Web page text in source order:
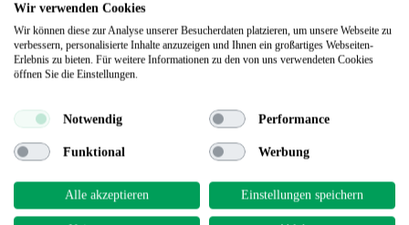
Terrassendielen
Wir verwenden Cookies
Wir können diese zur Analyse unserer Besucherdaten platzieren, um unsere Webseite zu
verbessern, personalisierte Inhalte anzuzeigen und Ihnen ein großartiges Webseiten-
Erlebnis zu bieten. Für weitere Informationen zu den von uns verwendeten Cookies
öffnen Sie die Einstellungen.
Notwendig Performance
Funktional Werbung
Alle akzeptieren Einstellungen speichern